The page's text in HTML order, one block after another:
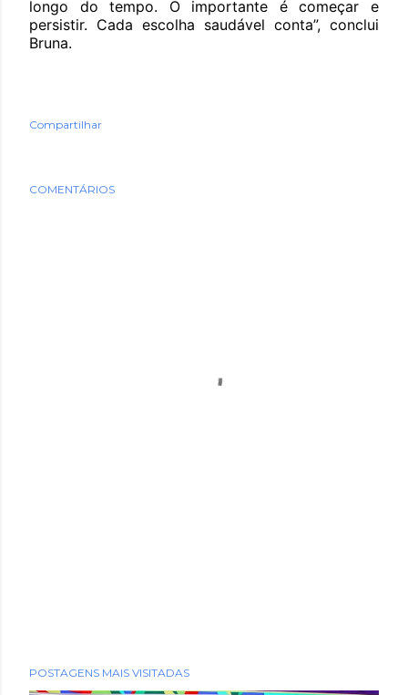
longo do tempo. O importante é começar e
persistir. Cada escolha saudável conta”, conclui
Bruna.
Compartilhar
COMENTÁRIOS
POSTAGENS MAIS VISITADAS